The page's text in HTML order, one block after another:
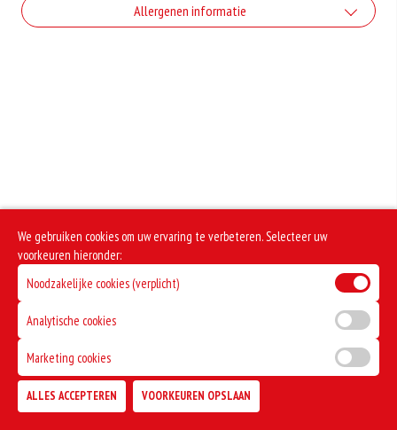
Allergenen informatie
We gebruiken cookies om uw ervaring te verbeteren. Selecteer uw
voorkeuren hieronder:
Noodzakelijke cookies (verplicht)
Analytische cookies
Marketing cookies
ALLES ACCEPTEREN VOORKEUREN OPSLAAN